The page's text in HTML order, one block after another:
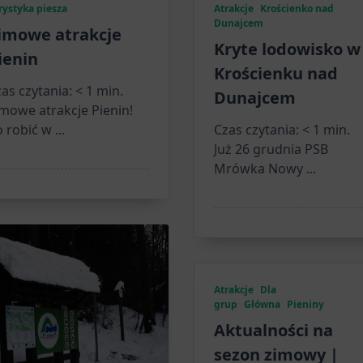
piesza
atrakcje
czytania: < 1 min.
atrakcje Pienin!
robić w ...
Atrakcje Krościenko nad
Dunajcem
Kryte lodowisko w
Krościenku nad
Dunajcem
Czas czytania: < 1 min.
Już 26 grudnia PSB
Mrówka Nowy ...
Atrakcje Dla
grup Główna Pieniny
Aktualności na
sezon zimowy |